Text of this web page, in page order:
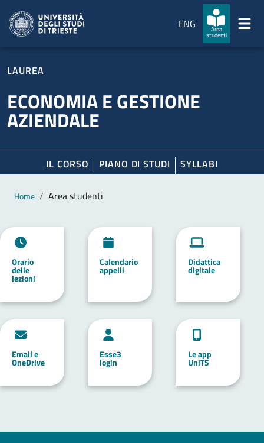
ENG
Area
studenti
LAUREA
ECONOMIA E GESTIONE
AZIENDALE
IL CORSO PIANO DI STUDI SYLLABI
Contenuto principale
Breadcrumb
Home Area studenti
Orario
delle
lezioni
Calendario
appelli
Didattica
digitale
Email e
OneDrive
Esse3
login
Le app
UniTS